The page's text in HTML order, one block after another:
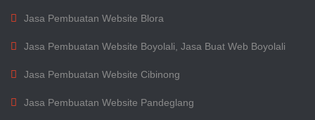
Jasa Pembuatan Website Blora
Jasa Pembuatan Website Boyolali, Jasa Buat Web Boyolali
Jasa Pembuatan Website Cibinong
Jasa Pembuatan Website Pandeglang